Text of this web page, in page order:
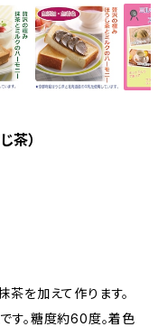
茶）
を加えて作ります。
す。糖度約60度。着色